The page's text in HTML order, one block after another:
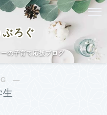
ろぐ
の子育て応援ブログ
―
生